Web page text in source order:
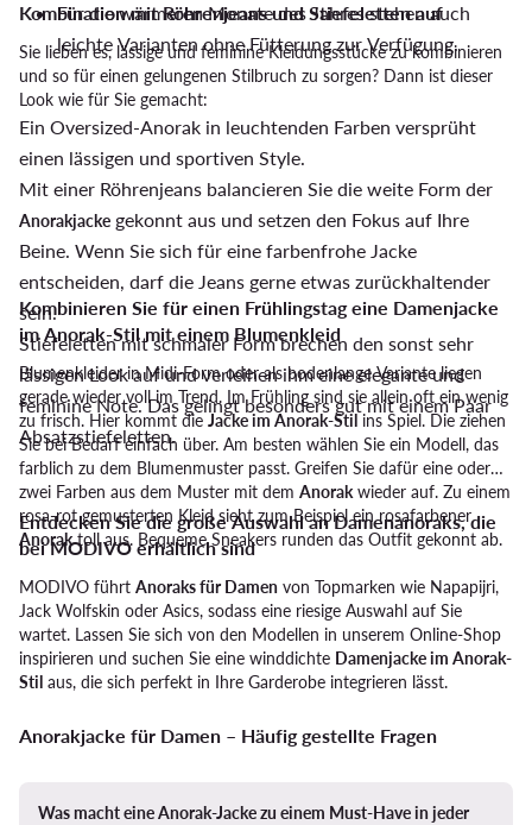
Für die wärmeren Monate des Jahres stehen auch
leichte Varianten ohne Fütterung zur Verfügung.
Kombination mit Röhrenjeans und Stiefeletten auf
Sie lieben es, lässige und feminine Kleidungsstücke zu kombinieren
und so für einen gelungenen Stilbruch zu sorgen? Dann ist dieser
Look wie für Sie gemacht:
Ein Oversized-Anorak in leuchtenden Farben versprüht
einen lässigen und sportiven Style.
Mit einer Röhrenjeans balancieren Sie die weite Form der
Anorakjacke gekonnt aus und setzen den Fokus auf Ihre
Beine. Wenn Sie sich für eine farbenfrohe Jacke
entscheiden, darf die Jeans gerne etwas zurückhaltender
sein.
Stiefeletten mit schmaler Form brechen den sonst sehr
lässigen Look auf und verleihen ihm eine elegante und
feminine Note. Das gelingt besonders gut mit einem Paar
Absatzstiefeletten.
Kombinieren Sie für einen Frühlingstag eine Damenjacke
im Anorak-Stil mit einem Blumenkleid
Blumenkleider in Midi-Form oder als bodenlange Variante liegen
gerade wieder voll im Trend. Im Frühling sind sie allein oft ein wenig
zu frisch. Hier kommt die Jacke im Anorak-Stil ins Spiel. Die ziehen
Sie bei Bedarf einfach über. Am besten wählen Sie ein Modell, das
farblich zu dem Blumenmuster passt. Greifen Sie dafür eine oder
zwei Farben aus dem Muster mit dem Anorak wieder auf. Zu einem
rosa-rot gemusterten Kleid sieht zum Beispiel ein rosafarbener
Anoraktoll aus. Bequeme Sneakers runden das Outfit gekonnt ab.
Entdecken Sie die große Auswahl an Damenanoraks, die
bei MODIVO erhältlich sind
MODIVO führt Anoraks für Damen von Topmarken wie Napapijri,
Jack Wolfskin oder Asics, sodass eine riesige Auswahl auf Sie
wartet. Lassen Sie sich von den Modellen in unserem Online-Shop
inspirieren und suchen Sie eine winddichte Damenjacke im Anorak-
Stil aus, die sich perfekt in Ihre Garderobe integrieren lässt.
Anorakjacke für Damen – Häufig gestellte Fragen
Was macht eine Anorak-Jacke zu einem Must-Have in jeder